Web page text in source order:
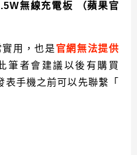
無線充電板 （蘋果官
用，也是 官網無法提供
筆者會建議以後有購買
手機之前可以先聯繫「